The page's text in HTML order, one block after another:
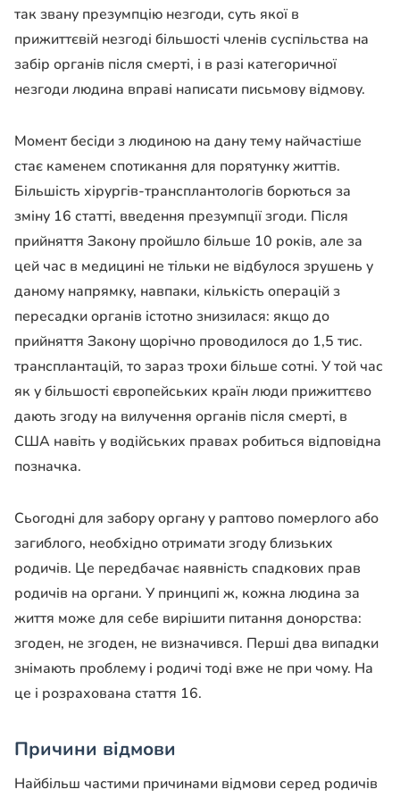
так звану презумпцію незгоди, суть якої в
прижиттєвій незгоді більшості членів суспільства на
забір органів після смерті, і в разі категоричної
незгоди людина вправі написати письмову відмову.
Момент бесіди з людиною на дану тему найчастіше
стає каменем спотикання для порятунку життів.
Більшість хірургів-трансплантологів борються за
зміну 16 статті, введення презумпції згоди. Після
прийняття Закону пройшло більше 10 років, але за
цей час в медицині не тільки не відбулося зрушень у
даному напрямку, навпаки, кількість операцій з
пересадки органів істотно знизилася: якщо до
прийняття Закону щорічно проводилося до 1,5 тис.
трансплантацій, то зараз трохи більше сотні. У той час
як у більшості європейських країн люди прижиттєво
дають згоду на вилучення органів після смерті, в
США навіть у водійських правах робиться відповідна
позначка.
Сьогодні для забору органу у раптово померлого або
загиблого, необхідно отримати згоду близьких
родичів. Це передбачає наявність спадкових прав
родичів на органи. У принципі ж, кожна людина за
життя може для себе вирішити питання донорства:
згоден, не згоден, не визначився. Перші два випадки
знімають проблему і родичі тоді вже не при чому. На
це і розрахована стаття 16.
Причини відмови
Найбільш частими причинами відмови серед родичів